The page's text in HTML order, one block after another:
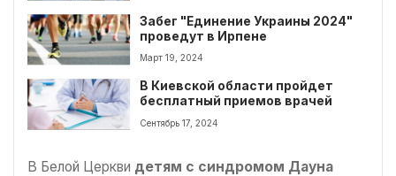
Забег "Единение Украины 2024"
проведут в Ирпене
Март 19, 2024
В Киевской области пройдет
бесплатный приемов врачей
Сентябрь 17, 2024
В Белой Церкви детям с синдромом Дауна